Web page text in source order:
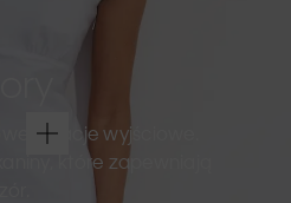
kreacje wyjściowe.
które zapewniają